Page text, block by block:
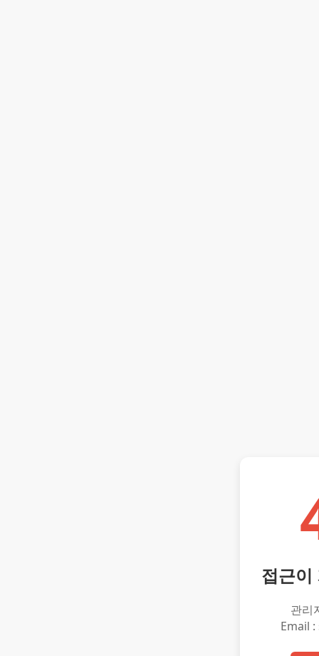
접근이
관리
Email